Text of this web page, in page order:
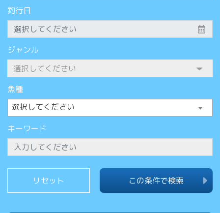
釣行日
ジャンル
魚種
選択してください
キーワード
この条件で検索